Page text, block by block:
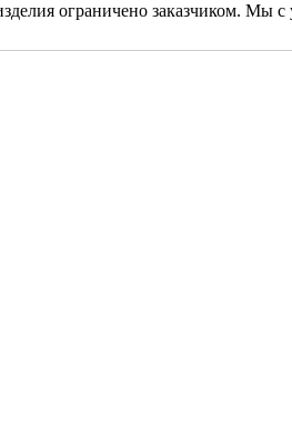
ограничено заказчиком. Мы